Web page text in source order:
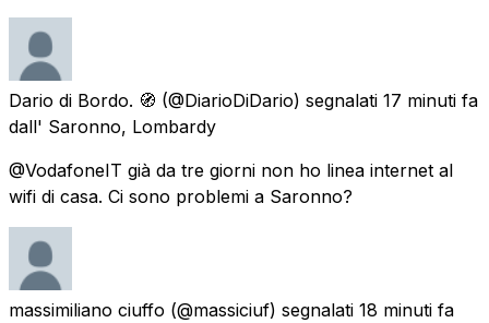
Dario di Bordo. 🧭 (@DiarioDiDario) segnalati 17 minuti fa
dall' Saronno, Lombardy
@VodafoneIT già da tre giorni non ho linea internet al
wifi di casa. Ci sono problemi a Saronno?
massimiliano ciuffo (@massiciuf) segnalati 18 minuti fa